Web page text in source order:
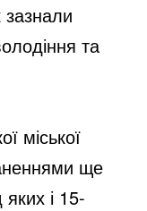
зазнали
та
міської
ще
і 15-